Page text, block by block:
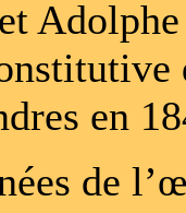
en
de